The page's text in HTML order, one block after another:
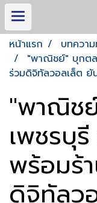
หน้าแรก บทควา
"พาณิชย์" บุกตล
ร่วมดิจิทัลวอลเล็ต ยั
"พาณิช
เพชรบุ
พร้อมร้
ดิจิทัลว